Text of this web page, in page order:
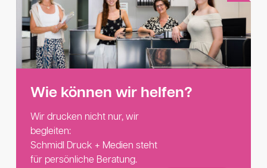
Wie können wir helfen?
Wir drucken nicht nur, wir
begleiten:
Schmidl Druck + Medien steht
für persönliche Beratung.